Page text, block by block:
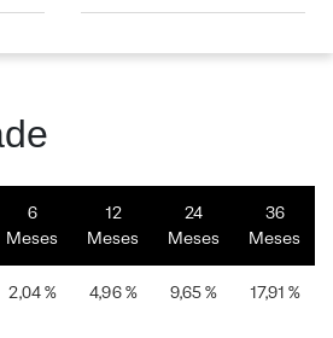
6
Meses
12
Meses
24
Meses
36
Meses
2,04 % 4,96 % 9,65 % 17,91 %